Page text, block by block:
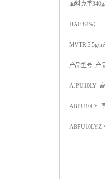
面料克重340g/
HAF:84%；
MVTR:3.5g/
产品型号 产
AJPU10LY
ABPU10LY
ABPU10LYZ